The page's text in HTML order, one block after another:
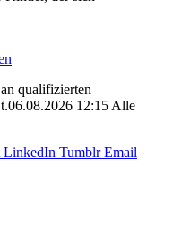
qualifizierten
12:15 Alle
LinkedIn Tumblr Email